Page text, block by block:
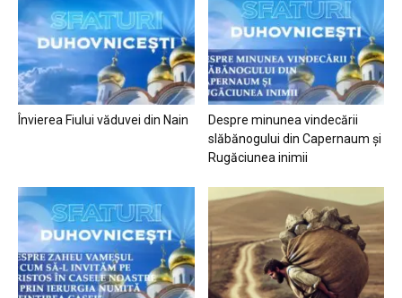
Învierea Fiului văduvei din Nain
Despre minunea vindecării
slăbănogului din Capernaum și
Rugăciunea inimii